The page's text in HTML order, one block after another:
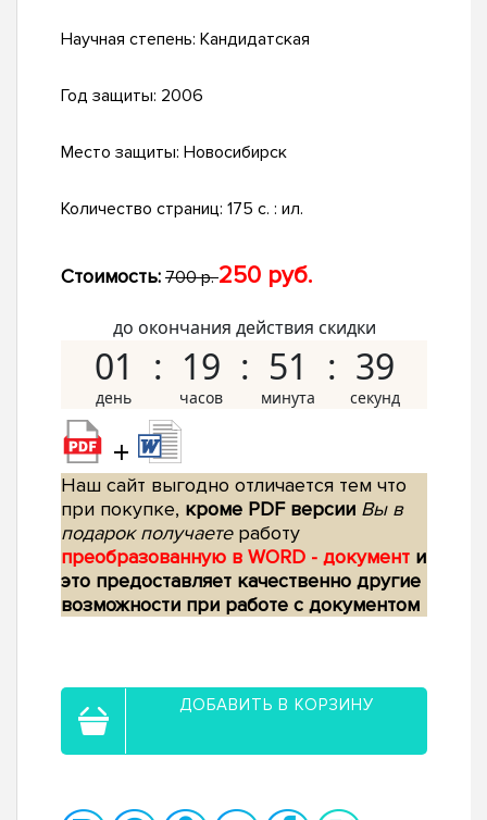
Научная степень: Кандидатская
Год защиты: 2006
Место защиты: Новосибирск
Количество страниц: 175 с. : ил.
Стоимость: 700 р.250 руб.
до окончания действия скидки
01 19 51 38
+
Наш сайт выгодно отличается тем что
при покупке, кроме PDF версии Вы в
подарок получаетеработу
преобразованную в WORD - документ и
это предоставляет качественно другие
возможности при работе с документом
ДОБАВИТЬ В КОРЗИНУ